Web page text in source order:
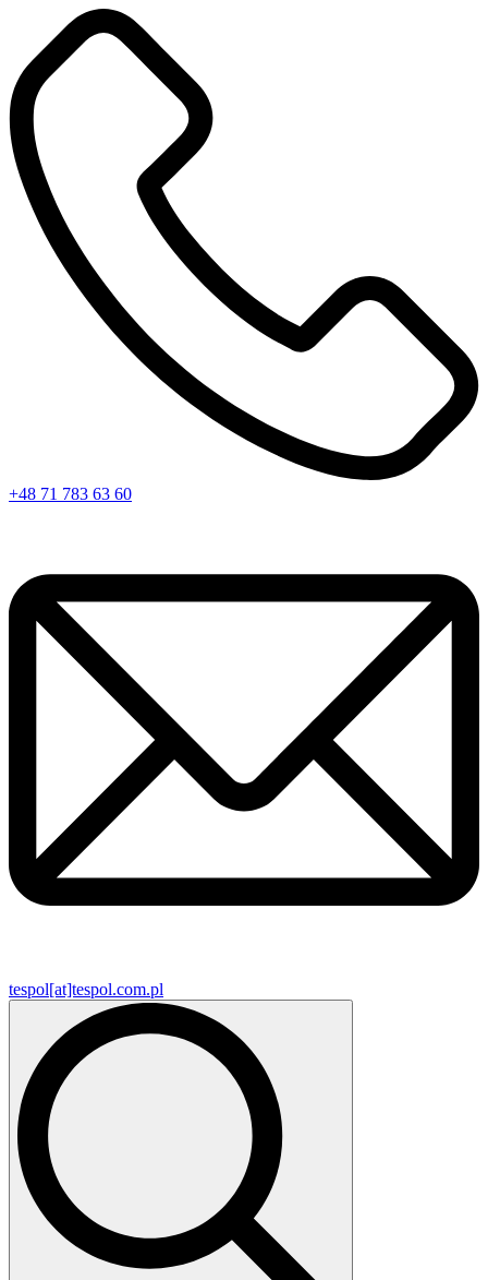
+48 71 783 63 60
tespol[at]tespol.com.pl
Search